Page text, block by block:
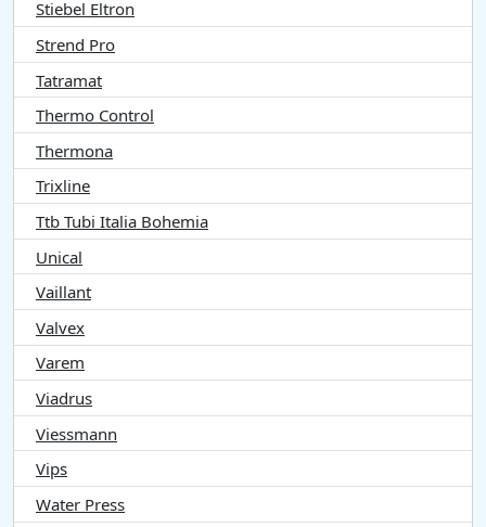
Stiebel Eltron
Strend Pro
Tatramat
Thermo Control
Thermona
Trixline
Ttb Tubi Italia Bohemia
Unical
Vaillant
Valvex
Varem
Viadrus
Viessmann
Vips
Water Press